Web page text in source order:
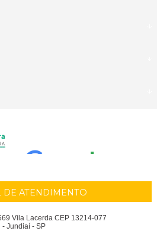
DE ATENDIMENTO
Vila Lacerda CEP 13214-077
- Jundiaí - SP